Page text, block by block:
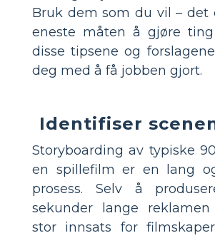
Bruk dem som du vil – det
eneste måten å gjøre
disse tipsene og
deg med å få jobben gjort.
Identifiser
Storyboarding av typiske
en spillefilm er en lang
prosess. Selv å
sekunder lange
stor innsats for